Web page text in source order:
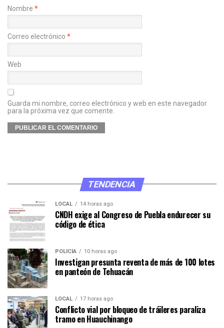
Nombre *
Correo electrónico *
Web
Guarda mi nombre, correo electrónico y web en este navegador
para la próxima vez que comente.
TENDENCIA
LOCAL 14 horas ago
CNDH exige al Congreso de Puebla endurecer su
código de ética
POLICÍA 10 horas ago
Investigan presunta reventa de más de 100 lotes
en panteón de Tehuacán
LOCAL 17 horas ago
Conflicto vial por bloqueo de tráileres paraliza
tramo en Huauchinango